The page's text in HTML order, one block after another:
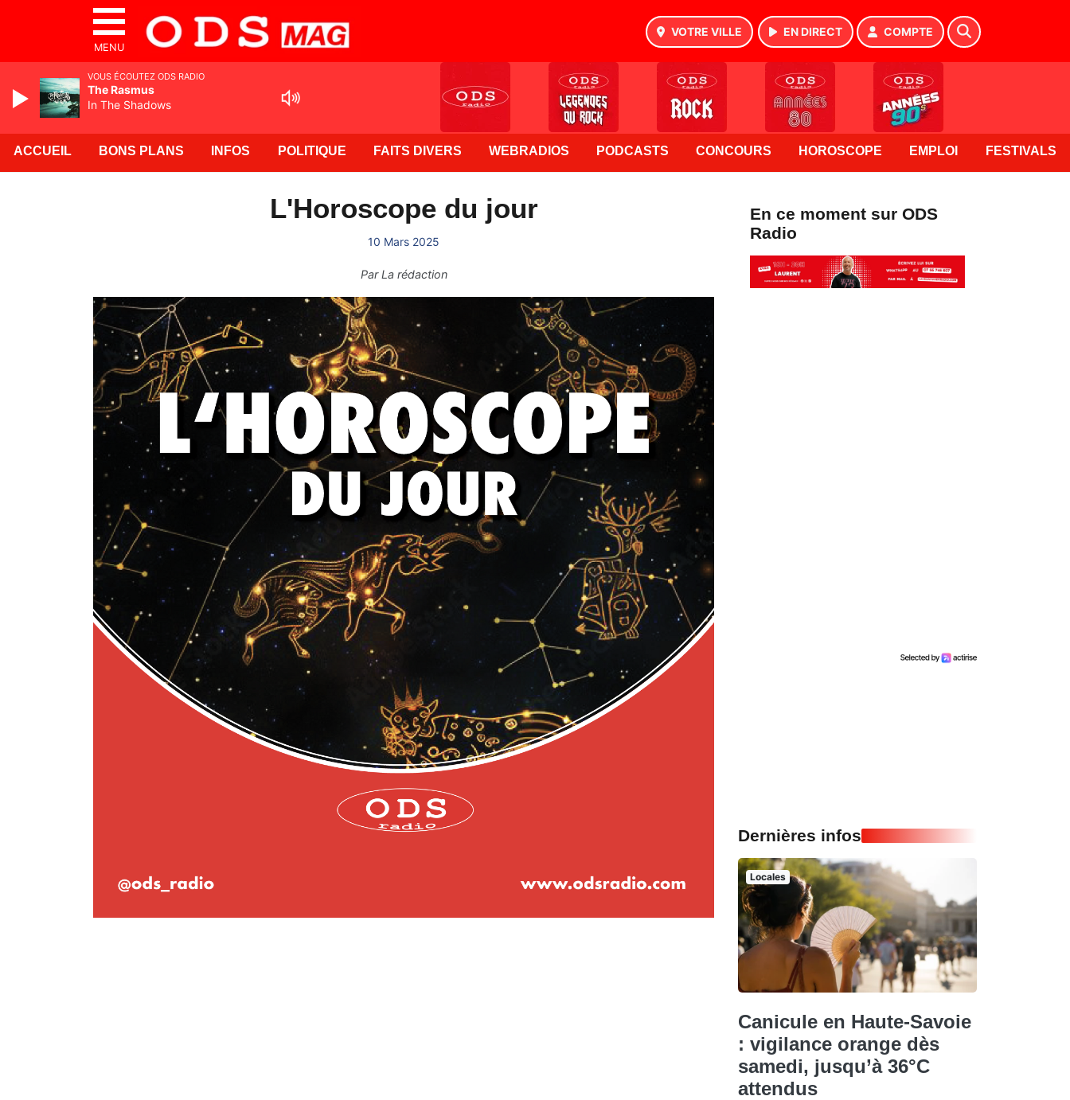
MENU
VOTRE VILLE EN DIRECT COMPTE
ACCUEIL BONS PLANS INFOS POLITIQUE FAITS DIVERS WEBRADIOS PODCASTS CONCOURS HOROSCOPE EMPLOI FESTIVALS
L'Horoscope du jour
10 Mars 2025
ParLa rédaction
En ce moment sur ODS
Radio
Dernières infos
Locales
Canicule en Haute-Savoie
: vigilance orange dès
samedi, jusqu’à 36°C
attendus
VOUS ÉCOUTEZ ODS RADIO
The Rasmus
In The Shadows